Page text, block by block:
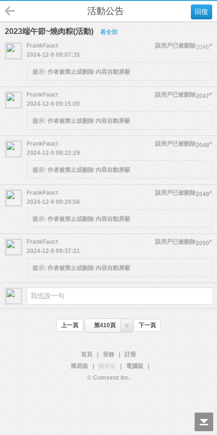
回復
活動公告
2023端午節~燒肉粽(活動) 看全部
2046#
FrankFauct
該用戶已被刪除
2024-12-9 09:07:35
提示: 作者被禁止或刪除 內容自動屏蔽
2047#
FrankFauct
該用戶已被刪除
2024-12-9 09:15:00
提示: 作者被禁止或刪除 內容自動屏蔽
2048#
FrankFauct
該用戶已被刪除
2024-12-9 09:22:29
提示: 作者被禁止或刪除 內容自動屏蔽
2049#
FrankFauct
該用戶已被刪除
2024-12-9 09:29:56
提示: 作者被禁止或刪除 內容自動屏蔽
2050#
FrankFauct
該用戶已被刪除
2024-12-9 09:37:21
提示: 作者被禁止或刪除 內容自動屏蔽
上一頁 第410頁 下一頁
首頁 登錄
註冊
簡易版
觸屏版 電腦版
© Comsenz Inc.